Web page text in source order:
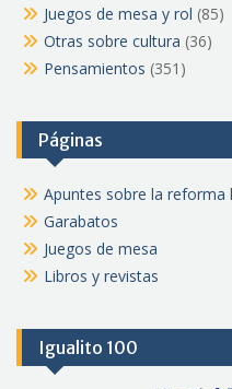
Juegos de mesa y rol (85)
Otras sobre cultura (36)
Pensamientos (351)
Páginas
Apuntes sobre la reforma
Garabatos
Juegos de mesa
Libros y revistas
Igualito 100